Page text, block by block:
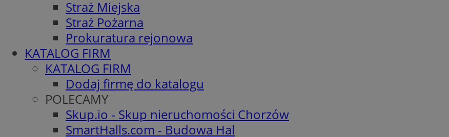
Straż Miejska
Straż Pożarna
Prokuratura rejonowa
KATALOG FIRM
KATALOG FIRM
Dodaj firmę do katalogu
POLECAMY
Skup.io - Skup nieruchomości Chorzów
SmartHalls.com - Budowa Hal